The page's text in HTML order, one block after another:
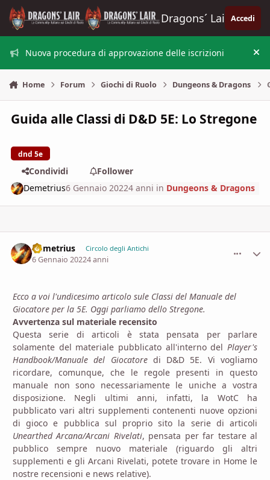
Vai al contenuto
Dragons´ Lair Accedi
Nuova procedura di approvazione delle iscrizioni
Home Forum Giochi di Ruolo Dungeons & Dragons
Guida alle Classi di D&D 5E: Lo Stregone
dnd 5e
Condividi
Follower
Demetrius6 Gennaio 20224 anni in Dungeons & Dragons
Demetrius Circolo degli Antichi
6 Gennaio 20224 anni
Ecco a voi l'undicesimo articolo sule Classi del Manuale del
Giocatore per la 5E. Oggi parliamo dello Stregone.
Avvertenza sul materiale recensito
Questa serie di articoli è stata pensata per parlare
solamente del materiale pubblicato all'interno del Player's
Handbook/Manuale del Giocatoredi D&D 5E. Vi vogliamo
ricordare, comunque, che le regole presenti in questo
manuale non sono necessariamente le uniche a vostra
disposizione. Negli ultimi anni, infatti, la WotC ha
pubblicato vari altri supplementi contenenti nuove opzioni
di gioco e pubblica sul proprio sito la serie di articoli
Unearthed Arcana/Arcani Rivelati, pensata per far testare al
pubblico sempre nuovo materiale (riguardo gli altri
supplementi e gli Arcani Rivelati, potete trovare in Home le
nostre recensioni e news relative).